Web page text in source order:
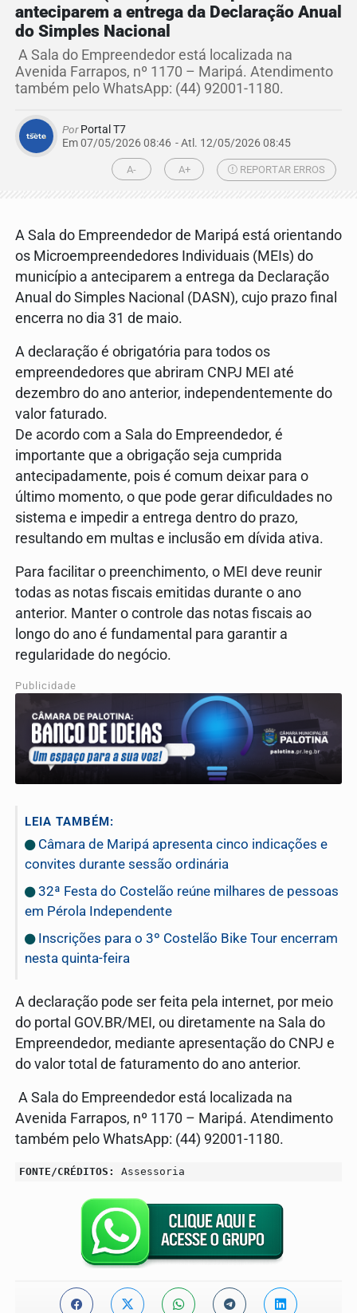
anteciparem a entrega da Declaração Anual
do Simples Nacional
A Sala do Empreendedor está localizada na
Avenida Farrapos, nº 1170 – Maripá. Atendimento
também pelo WhatsApp: (44) 92001-1180.
PorPortal T7
Em 07/05/2026 08:46 - Atl. 12/05/2026 08:45
A- A+ REPORTAR ERROS
A Sala do Empreendedor de Maripá está orientando
os Microempreendedores Individuais (MEIs) do
município a anteciparem a entrega da Declaração
Anual do Simples Nacional (DASN), cujo prazo final
encerra no dia 31 de maio.
A declaração é obrigatória para todos os
empreendedores que abriram CNPJ MEI até
dezembro do ano anterior, independentemente do
valor faturado.
De acordo com a Sala do Empreendedor, é
importante que a obrigação seja cumprida
antecipadamente, pois é comum deixar para o
último momento, o que pode gerar dificuldades no
sistema e impedir a entrega dentro do prazo,
resultando em multas e inclusão em dívida ativa.
Para facilitar o preenchimento, o MEI deve reunir
todas as notas fiscais emitidas durante o ano
anterior. Manter o controle das notas fiscais ao
longo do ano é fundamental para garantir a
regularidade do negócio.
Publicidade
LEIA TAMBÉM:
Câmara de Maripá apresenta cinco indicações e
convites durante sessão ordinária
32ª Festa do Costelão reúne milhares de pessoas
em Pérola Independente
Inscrições para o 3º Costelão Bike Tour encerram
nesta quinta-feira
A declaração pode ser feita pela internet, por meio
do portal GOV.BR/MEI, ou diretamente na Sala do
Empreendedor, mediante apresentação do CNPJ e
do valor total de faturamento do ano anterior.
A Sala do Empreendedor está localizada na
Avenida Farrapos, nº 1170 – Maripá. Atendimento
também pelo WhatsApp: (44) 92001-1180.
FONTE/CRÉDITOS: Assessoria